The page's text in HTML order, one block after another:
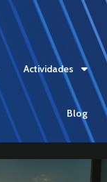
Actividades
Blog